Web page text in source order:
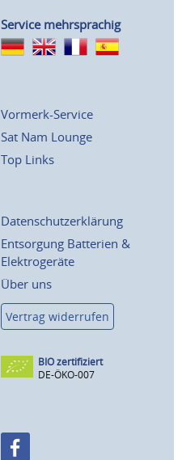
Service mehrsprachig
Vormerk-Service
Sat Nam Lounge
Top Links
Datenschutzerklärung
Entsorgung Batterien &
Elektrogeräte
Über uns
Vertrag widerrufen
BIO zertifiziert
DE-ÖKO-007